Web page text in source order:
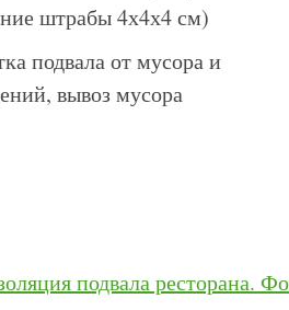
штрабы 4х4х4 см)
подвала от мусора и
вывоз мусора